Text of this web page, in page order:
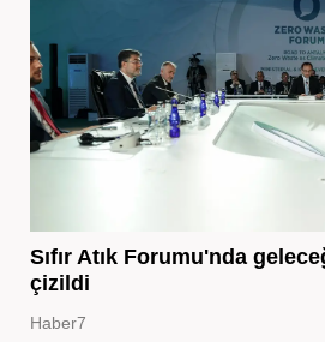
Sıfır Atık Forumu'nda
çizildi
Haber7